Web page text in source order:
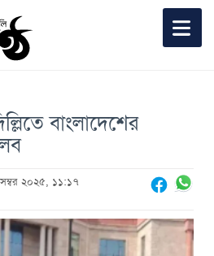
বাংলাদেশের
২০২৫, ১১:১৭